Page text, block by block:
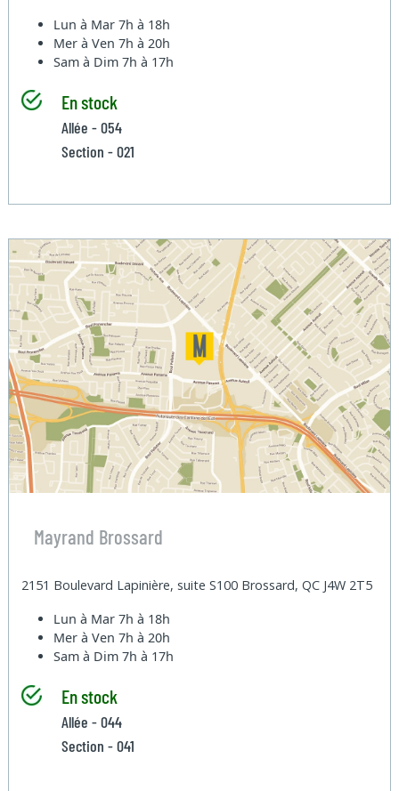
Lun à Mar7h à 18h
Mer à Ven7h à 20h
Sam à Dim7h à 17h
En stock
Allée - 054
Section - 021
Mayrand Brossard
2151 Boulevard Lapinière, suite S100 Brossard, QC J4W 2T5
Lun à Mar7h à 18h
Mer à Ven7h à 20h
Sam à Dim7h à 17h
En stock
Allée - 044
Section - 041